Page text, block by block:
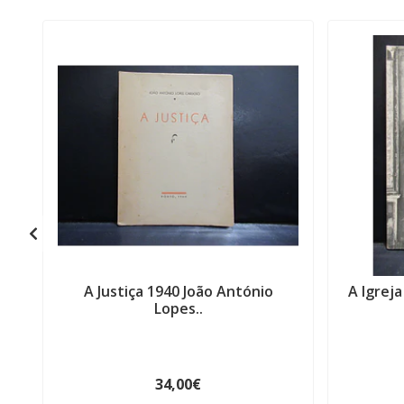
A Justiça 1940 João António
Lopes..
34,00€
A